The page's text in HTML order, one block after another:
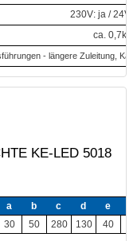
230V: ja / 24V:
ca. 0,7kg
- längere Zuleitung,
a b c d e
30 50 280 130 40